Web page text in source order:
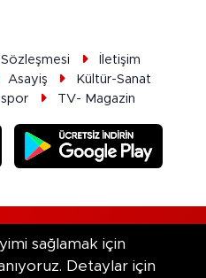
İletişim
Asayiş
Kültür-Sanat
TV- Magazin
sağlamak için
Detaylar için